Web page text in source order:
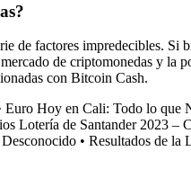
de factores impredecibles.
de criptomonedas y la
con Bitcoin Cash.
Euro Hoy en Cali: Todo lo que
Lotería de Santander 2023 –
• Resultados de la